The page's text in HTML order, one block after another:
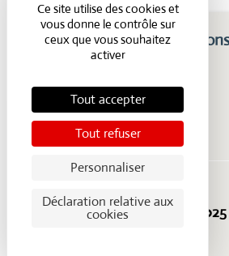
Ce site utilise des cookies et
vous donne le contrôle sur
ceux que vous souhaitez
activer
Tout accepter
Tout refuser
Personnaliser
Déclaration relative aux
cookies
Accréditations
Accréditation ISO